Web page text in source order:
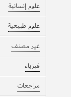
علوم إنسانية
علوم طبيعية
غير مصنف
فيزياء
مراجعات